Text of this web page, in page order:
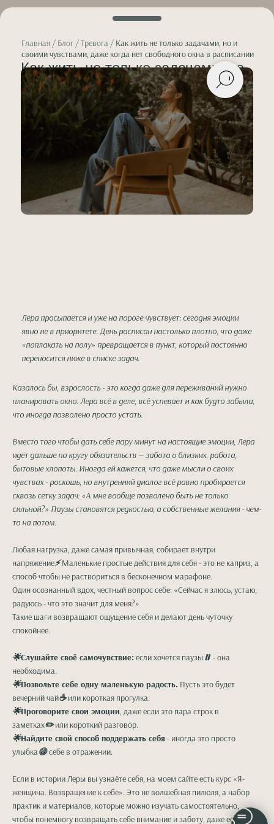
Главная / Блог / Тревога / Как жить не только задачами, но и
своими чувствами, даже когда нет свободного окна в расписании
Как жить не только задачами, но
и своими чувствами, даже когда
нет свободного окна в расписании
Лера просыпается и уже на пороге чувствует: сегодня эмоции
явно не в приоритете. День расписан настолько плотно, что даже
«поплакать на полу» превращается в пункт, который постоянно
переносится ниже в списке задач.
Казалось бы, взрослость - это когда даже для переживаний нужно
планировать окно. Лера всё в деле, всё успевает и как будто забыла,
что иногда позволено просто устать.
Вместо того чтобы дать себе пару минут на настоящие эмоции, Лера
идёт дальше по кругу обязательств — забота о близких, работа,
бытовые хлопоты. Иногда ей кажется, что даже мысли о своих
чувствах - роскошь, но внутренний диалог всё равно пробирается
сквозь сетку задач: «А мне вообще позволено быть не только
сильной?» Паузы становятся редкостью, а собственные желания - чем-
то на потом.​
Любая нагрузка, даже самая привычная, собирает внутри
напряжение⚡️Маленькие простые действия для себя - это не каприз, а
способ чтобы не раствориться в бесконечном марафоне.
Один осознанный вдох, честный вопрос себе: «Сейчас я злюсь, устаю,
радуюсь - что это значит для меня?»
Такие шаги возвращают ощущение себя и делают день чуточку
спокойнее.
🌟Слушайте своё самочувствие: если хочется паузы ⏸ - она
необходима.
🌟Позвольте себе одну маленькую радость. Пусть это будет
вечерний чай☕️или короткая прогулка.
🌟Проговорите свои эмоции, даже если это пара строк в
заметках✏️или короткий разговор.
🌟Найдите свой способ поддержать себя - иногда это просто
улыбка😁себе в отражении.
Если в истории Леры вы узнаёте себя, на моем сайте есть курс «Я-
женщина. Возвращение к себе». Это не волшебная пилюля, а набор
практик и материалов, которые можно изучать самостоятельно,
чтобы понемногу возвращать себе внимание и заботу, даже если пока